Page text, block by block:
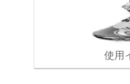
使用